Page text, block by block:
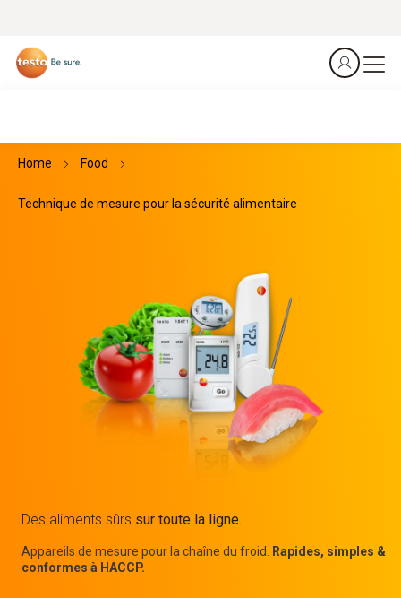
Home Food
Technique de mesure pour la sécurité alimentaire
Des aliments sûrs sur toute la ligne.
Appareils de mesure pour la chaîne du froid.
Rapides, simples &
conformes à HACCP.